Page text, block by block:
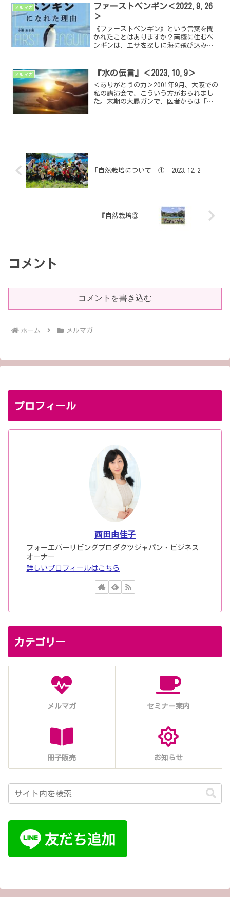
る」のが目標です。この...
メルマガ
ファーストペンギン＜2022.9.26
＞
《ファーストペンギン》という言葉を聞
かれたことはありますか？南極に住むペ
ンギンは、エサを探しに海に飛び込みた
せん。ペンギンたちは、ずらっと、水辺
に並んでいるだけです。勇...
メルマガ 『水の伝言』＜2023.10.9＞
＜ありがとうの力＞2001年9月、大阪での
私の講演会で、こういう方がおられまし
た。末期の大腸ガンで、医者からは「余
「自然栽培について」① 2023.12.2
『自然栽培③
コメント
コメントを書き込む
ホーム メルマガ
プロフィール
西田由佳子
フォーエバーリビングプロダクツジャパン・ビジネス
オーナー
詳しいプロフィールはこちら
カテゴリー
メルマガ セミナー案内
冊子販売 お知らせ